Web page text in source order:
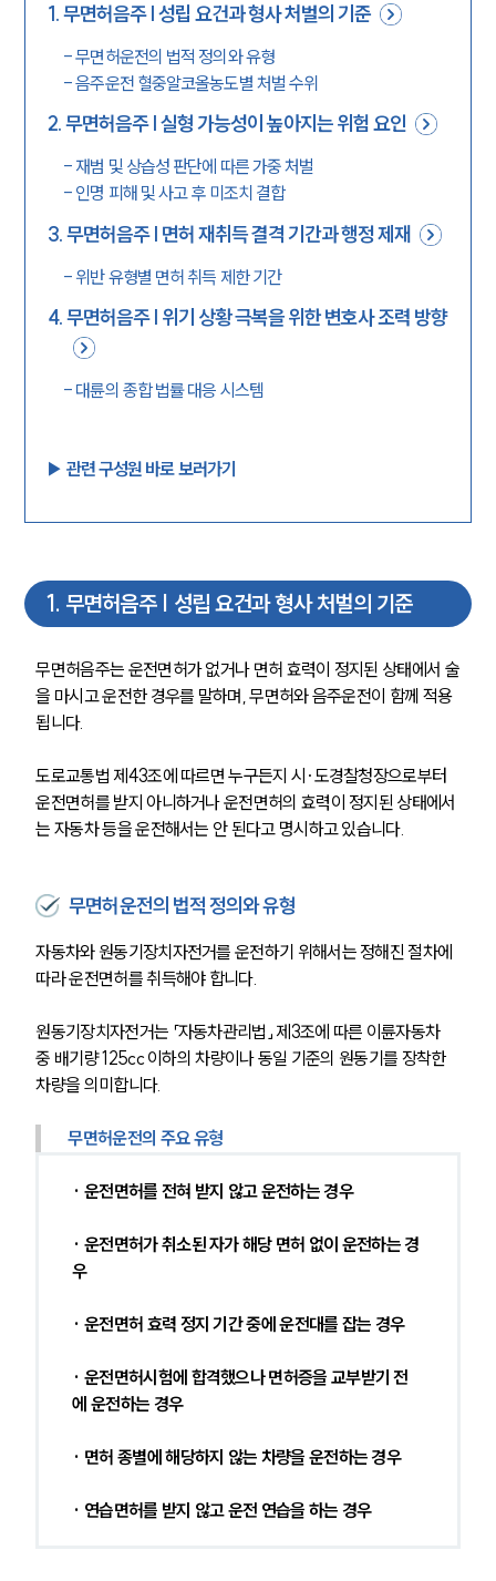
1.무면허음주 | 성립 요건과 형사 처벌의 기준
-무면허운전의 법적 정의와 유형
-음주운전 혈중알코올농도별 처벌 수위
2.무면허음주 | 실형 가능성이 높아지는 위험 요인
- 재범 및 상습성 판단에 따른 가중 처벌
- 인명 피해 및 사고 후 미조치 결합
3.무면허음주 | 면허 재취득 결격 기간과 행정 제재
- 위반 유형별 면허 취득 제한 기간
4.무면허음주 | 위기 상황 극복을 위한 변호사 조력 방향
- 대륜의 종합 법률 대응 시스템
▶︎ 관련 구성원 바로 보러가기
1. 무면허음주 | 성립 요건과 형사 처벌의 기준
무면허음주는 운전면허가 없거나 면허 효력이 정지된 상태에서 술
을 마시고 운전한 경우를 말하며, 무면허와 음주운전이 함께 적용
됩니다.
도로교통법 제43조에 따르면 누구든지 시·도경찰청장으로부터
운전면허를 받지 아니하거나 운전면허의 효력이 정지된 상태에서
는 자동차 등을 운전해서는 안 된다고 명시하고 있습니다.
무면허운전의 법적 정의와 유형
자동차와 원동기장치자전거를 운전하기 위해서는 정해진 절차에
따라 운전면허를 취득해야 합니다.
원동기장치자전거는 「자동차관리법」 제3조에 따른 이륜자동차
중 배기량 125cc 이하의 차량이나 동일 기준의 원동기를 장착한
차량을 의미합니다.
무면허운전의 주요 유형
· 운전면허를 전혀 받지 않고 운전하는 경우
· 운전면허가 취소된 자가 해당 면허 없이 운전하는 경
우
· 운전면허 효력 정지 기간 중에 운전대를 잡는 경우
· 운전면허시험에 합격했으나 면허증을 교부받기 전
에 운전하는 경우
· 면허 종별에 해당하지 않는 차량을 운전하는 경우
· 연습면허를 받지 않고 운전 연습을 하는 경우